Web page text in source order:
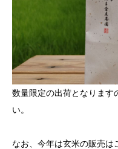
数量限定の出荷となります
い。
なお、今年は玄米の販売は